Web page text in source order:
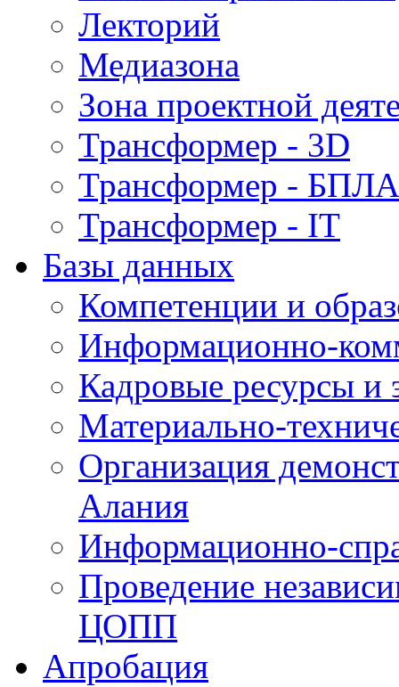
Лекторий
Медиазона
Зона проектной
Трансформер - 3D
Трансформер - БПЛА
Трансформер - IT
Базы данных
Компетенции и
Информационно-
Кадровые ресурсы
Материально-
Организация
Алания
Информационно-
Проведение
ЦОПП
Апробация